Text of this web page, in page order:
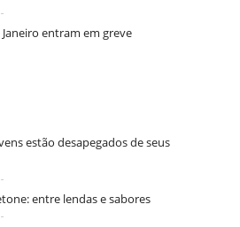
entram em greve
estão desapegados de seus
entre lendas e sabores